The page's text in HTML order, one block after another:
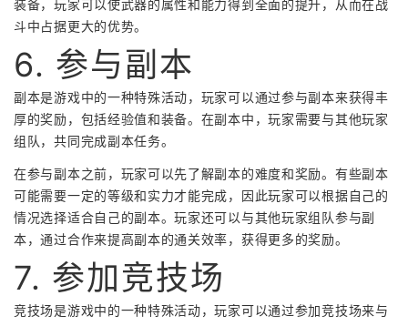
装备，玩家可以使武器的属性和能力得到全面的提升，从而在战
斗中占据更大的优势。
6. 参与副本
副本是游戏中的一种特殊活动，玩家可以通过参与副本来获得丰
厚的奖励，包括经验值和装备。在副本中，玩家需要与其他玩家
组队，共同完成副本任务。
在参与副本之前，玩家可以先了解副本的难度和奖励。有些副本
可能需要一定的等级和实力才能完成，因此玩家可以根据自己的
情况选择适合自己的副本。玩家还可以与其他玩家组队参与副
本，通过合作来提高副本的通关效率，获得更多的奖励。
7. 参加竞技场
竞技场是游戏中的一种特殊活动，玩家可以通过参加竞技场来与